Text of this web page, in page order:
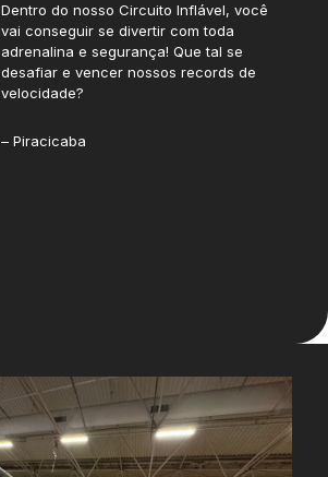
Dentro do nosso Circuito Inflável, você
vai conseguir se divertir com toda
adrenalina e segurança! Que tal se
desafiar e vencer nossos records de
velocidade?
– Piracicaba